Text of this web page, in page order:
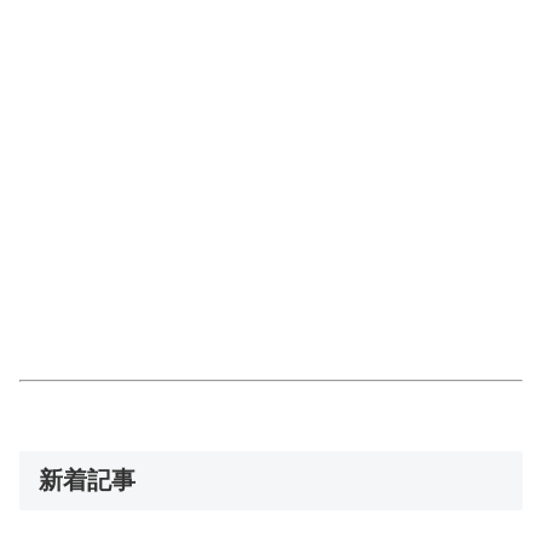
新着記事